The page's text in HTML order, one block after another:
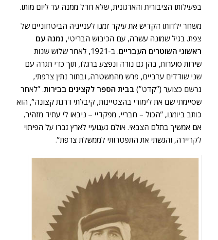
בפעילותו הציבורית והארגונית, שלא חדל ממנה עד ליום מותו.
משחר ילדותו הקדיש את עיקר זמנו לענייניה הביטחוניים של
צפת. בגיל שמונה עשרה, עם הכיבוש הבריטי, נמנה עם
ראשוני השוטרים העבריים
. ב-1921, לאחר שלוש שנות
שירות סוערות, בהן גם נורה ונפצע ברגלו, תוך כדי תגרה עם
שני שודדים ערביים, פרש מהמשטרה, ובתור נתין צרפתי,
נרשם כצוער (“קדט”) בבית הספר לקצינים בבירות. “לאחר
שסיימתי שם את לימודי בהצטיינות, קיבלתי דרגת קצונה”, הוא
כותב ביומנו, “הכול – חבריי, מפקדיי – ניבאו לי עתיד מזהיר,
אם אמשיך בתלם הצבאי. אולם געגועיי לארץ גברו על הפיתוי
לקריירה, והגשתי את התפטרותי לממשלת צרפת”.